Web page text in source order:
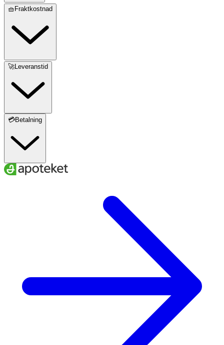
🧺Fraktkostnad
🚀Leveranstid
💳Betalning